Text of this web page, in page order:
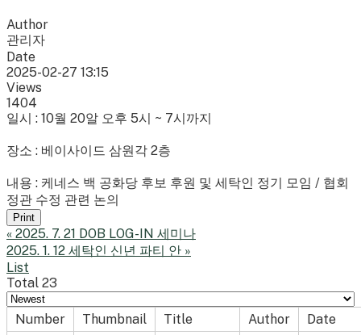
Author
관리자
Date
2025-02-27 13:15
Views
1404
일시 : 10월 20알 오후 5시 ~ 7시까지
장소 : 베이사이드 삼원각 2층
내용 : 케네스 백 공화당 후보 후원 및 세탁인 정기 모임 / 협회
정관 수정 관련 논의
Print
« 2025. 7. 21 DOB LOG-IN 세미나
2025. 1. 12 세탁인 신년 파티 안 »
List
Total 23
Number Thumbnail Title Author Date